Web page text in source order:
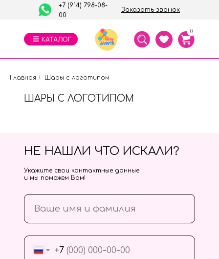
+7 (914) 798-08-
00
Заказать звонок
0
Главная / Шары с логотипом
ШАРЫ С ЛОГОТИПОМ
+7
НЕ НАШЛИ ЧТО ИСКАЛИ?
Укажите свои контактные данные
и мы поможем Вам!